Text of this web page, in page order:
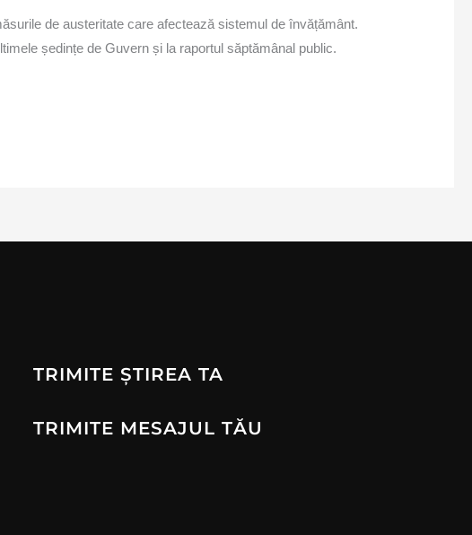
de austeritate care afectează sistemul de învățământ.
ședințe de Guvern și la raportul săptămânal public.
TRIMITE ȘTIREA TA
TRIMITE MESAJUL TĂU